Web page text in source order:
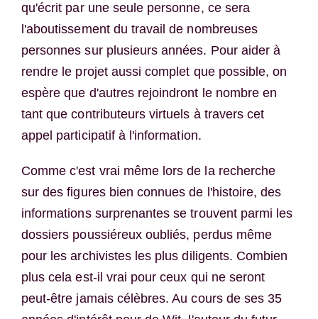
qu'écrit par une seule personne, ce sera
l'aboutissement du travail de nombreuses
personnes sur plusieurs années. Pour aider à
rendre le projet aussi complet que possible, on
espère que d'autres rejoindront le nombre en
tant que contributeurs virtuels à travers cet
appel participatif à l'information.
Comme c'est vrai même lors de la recherche
sur des figures bien connues de l'histoire, des
informations surprenantes se trouvent parmi les
dossiers poussiéreux oubliés, perdus même
pour les archivistes les plus diligents. Combien
plus cela est-il vrai pour ceux qui ne seront
peut-être jamais célèbres. Au cours de ses 35